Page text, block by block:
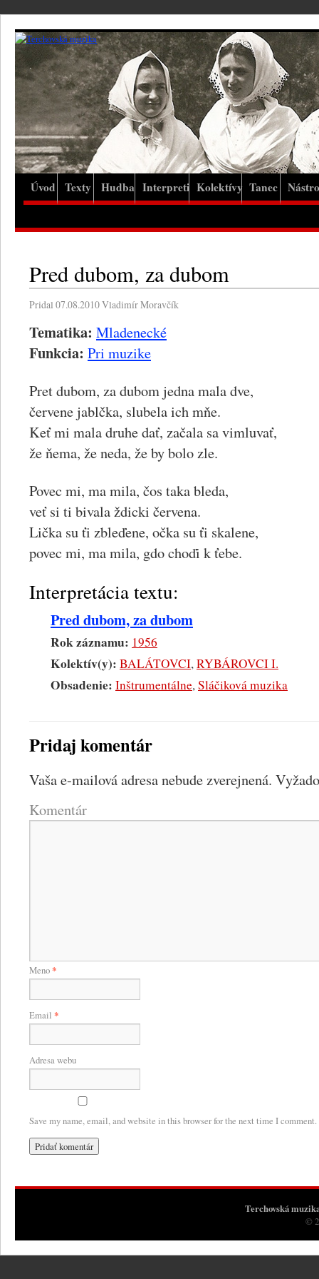
Úvod Texty Hudba Interpreti Kolektívy Tanec
Pred dubom, za dubom
Pridal 07.08.2010Vladimír Moravčík
Tematika: Mladenecké
Funkcia: Pri muzike
Pret dubom, za dubom jedna mala dve,
červene jablčka, slubela ich mňe.
Keť mi mala druhe dať, začala sa vimluvať,
že ňema, že neda, že by bolo zle.
Povec mi, ma mila, čos taka bleda,
veť si ti bivala ždicki červena.
Lička su ťi zbleďene, očka su ťi skalene,
povec mi, ma mila, gdo choďi k ťebe.
Interpretácia textu:
Pred dubom, za dubom
Rok záznamu: 1956
Kolektív(y): BALÁTOVCI,RYBÁROVCI I.
Obsadenie: Inštrumentálne,Sláčiková muzika
Pridaj komentár
Vaša e-mailová adresa nebude zverejnená.
Komentár
Meno*
Email *
Adresa webu
Save my name, email, and website in this browser for the next time I comment.
Terchovská
©